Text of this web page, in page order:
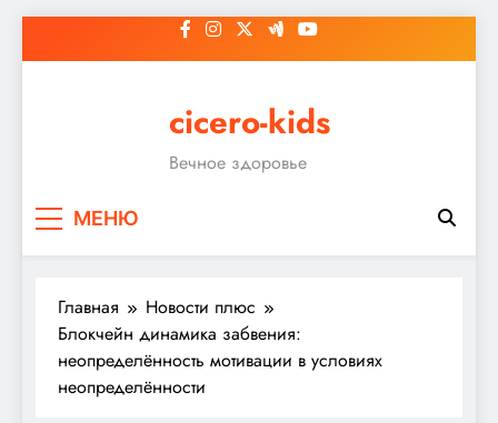
к
cicero-kids
Вечное здоровье
МЕНЮ
Главная
Новости плюс
Блокчейн динамика забвения:
неопределённость мотивации в условиях
неопределённости